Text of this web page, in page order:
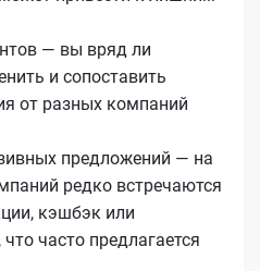
— вы вряд ли
и сопоставить
от разных компаний
предложений — на
кэшбэк или
часто предлагается